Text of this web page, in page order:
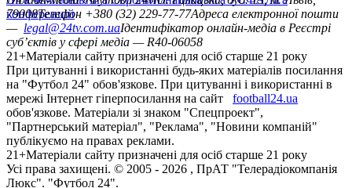
конференцій
79008Телефон +380 (32) 229-77-77Адреса електронної пошти
— legal@24tv.com.uaІдентифікатор онлайн-медіа в Реєстрі
суб’єктів у сфері медіа — R40-06058
21+Матеріали сайту призначені для осіб старше 21 року
При цитуванні і використанні будь-яких матеріалів посилання
на "Футбол 24" обов'язкове. При цитуванні і використанні в
мережі Інтернет гіперпосилання на сайт
football24.ua
обов'язкове. Матеріали зі знаком "Спецпроект",
"Партнерський матеріал", "Реклама", "Новини компаній"
публікуємо на правах реклами.
21+Матеріали сайту призначені для осіб старше 21 року
Усi права захищенi. © 2005 - 2026 , ПрАТ "Телерадіокомпанія
Люкс". "Футбол 24".